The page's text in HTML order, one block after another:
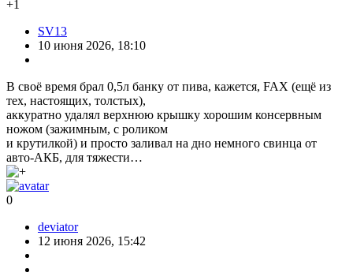
+1
SV13
10 июня 2026, 18:10
В своё время брал 0,5л банку от пива, кажется, FAX (ещё из
тех, настоящих, толстых),
аккуратно удалял верхнюю крышку хорошим консервным
ножом (зажимным, с роликом
и крутилкой) и просто заливал на дно немного свинца от
авто-АКБ, для тяжести…
0
deviator
12 июня 2026, 15:42